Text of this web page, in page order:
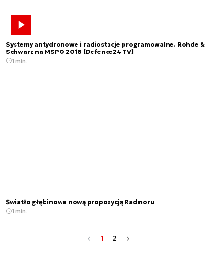
Systemy antydronowe i radiostacje programowalne. Rohde &
Schwarz na MSPO 2018 [Defence24 TV]
1 min.
Światło głębinowe nową propozycją Radmoru
1 min.
1 2